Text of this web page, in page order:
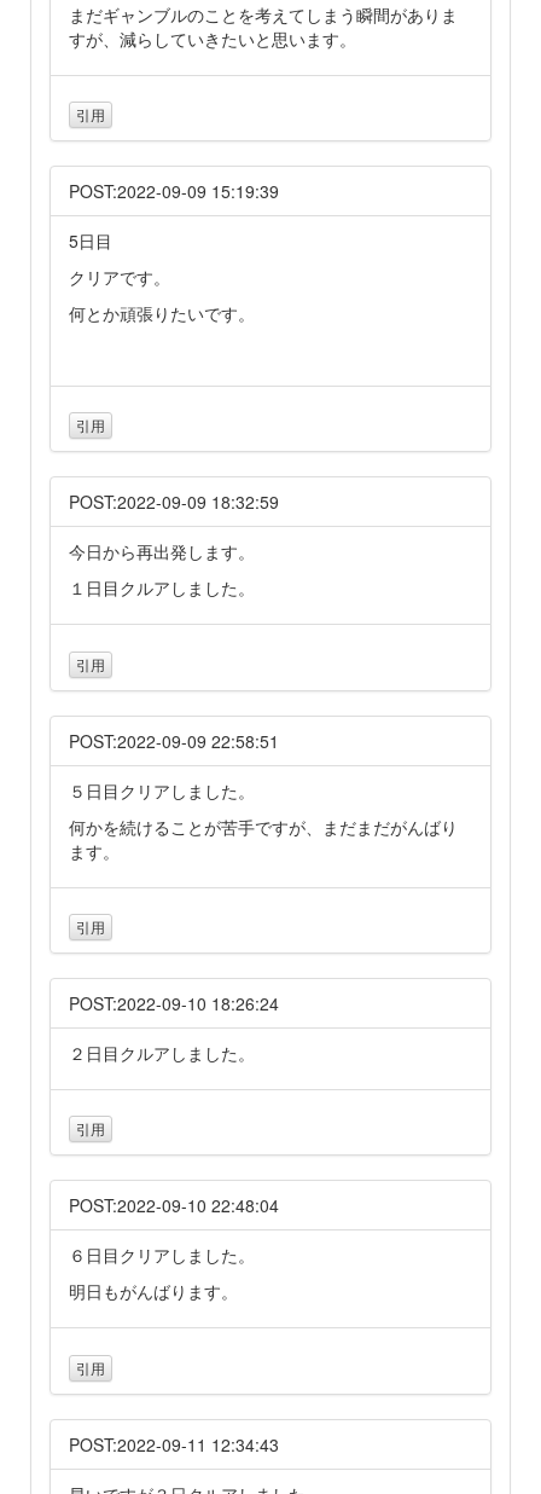
まだギャンブルのことを考えてしまう瞬間がありま
すが、減らしていきたいと思います。
引用
POST:2022-09-09 15:19:39
5日目
クリアです。
何とか頑張りたいです。
引用
POST:2022-09-09 18:32:59
今日から再出発します。
１日目クルアしました。
引用
POST:2022-09-09 22:58:51
５日目クリアしました。
何かを続けることが苦手ですが、まだまだがんばり
ます。
引用
POST:2022-09-10 18:26:24
２日目クルアしました。
引用
POST:2022-09-10 22:48:04
６日目クリアしました。
明日もがんばります。
引用
POST:2022-09-11 12:34:43